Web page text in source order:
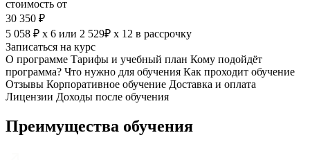
стоимость от
30 350 ₽
5 058 ₽ х 6 или 2 529₽ х 12 в рассрочку
Записаться на курс
О программе Тарифы и учебный план Кому подойдёт
программа? Что нужно для обучения Как проходит обучение
Отзывы Корпоративное обучение Доставка и оплата
Лицензии Доходы после обучения
Преимущества обучения